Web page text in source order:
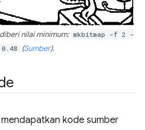
nilai minimum: mkbitmap -f 2 -
(Sumber).
kode sumber